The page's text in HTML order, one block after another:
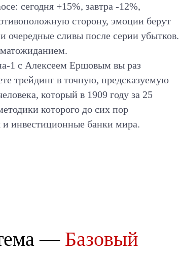
сегодня +15%, завтра -12%,
сторону, эмоции берут
очередные сливы после серии убытков.
1 с Алексеем Ершовым вы раз
трейдинг в точную, предсказуемую
который в 1909 году за 25
которого до сих пор
инвестиционные банки мира.
— Базовый